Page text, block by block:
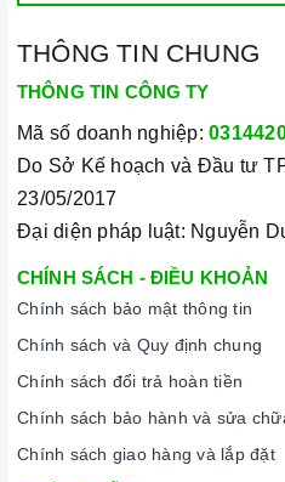
THÔNG TIN CHUNG
THÔNG TIN CÔNG TY
Mã số doanh nghiệp:
Do Sở Kế hoạch và Đầu tư
23/05/2017
Đại diện pháp luật: Nguyễn
CHÍNH SÁCH - ĐIỀU KHOẢN
Chính sách bảo mật thông tin
Chính sách và Quy định chung
Chính sách đổi trả hoàn tiền
Chính sách bảo hành và sửa
Chính sách giao hàng và lắp đặt